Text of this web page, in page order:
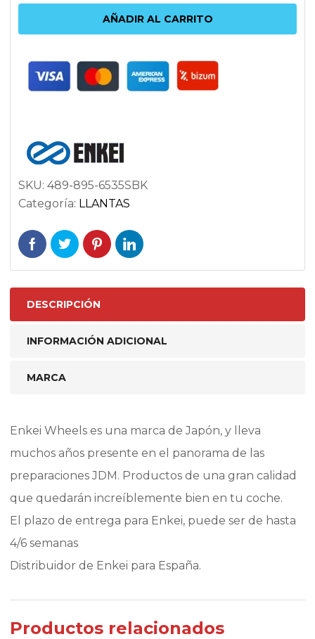
5X114.3
CROMADO
AÑADIR AL CARRITO
SKU: 489-895-6535SBK
Categoría: LLANTAS
DESCRIPCIÓN
INFORMACIÓN ADICIONAL
MARCA
Enkei Wheels es una marca de Japón, y lleva
muchos años presente en el panorama de las
preparaciones JDM. Productos de una gran calidad
que quedarán increíblemente bien en tu coche.
El plazo de entrega para Enkei, puede ser de hasta
4/6 semanas
Distribuidor de Enkei para España.
Productos relacionados